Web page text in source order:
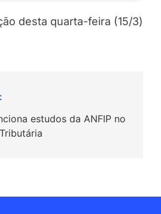
desta quarta-feira (15/3)
estudos da ANFIP no